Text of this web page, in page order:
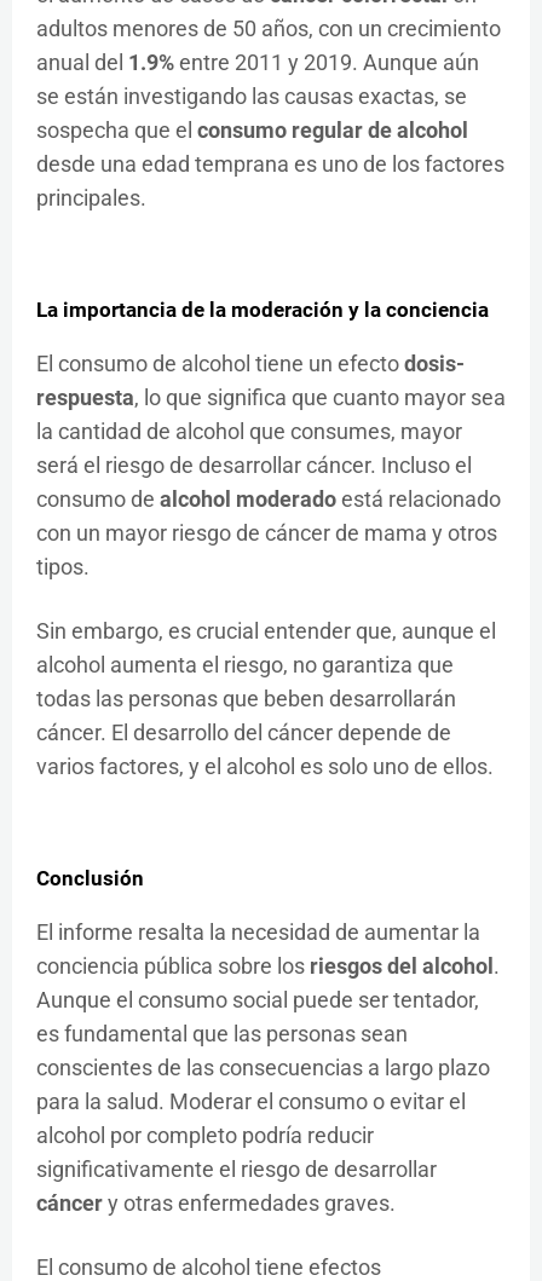
adultos menores de 50 años, con un crecimiento
anual del 1.9%entre 2011 y 2019. Aunque aún
se están investigando las causas exactas, se
sospecha que el consumo regular de alcohol
desde una edad temprana es uno de los factores
principales.
La importancia de la moderación y la conciencia
El consumo de alcohol tiene un efectodosis-
respuesta, lo que significa que cuanto mayor sea
la cantidad de alcohol que consumes, mayor
será el riesgo de desarrollar cáncer. Incluso el
consumo de alcohol moderadoestá relacionado
con un mayor riesgo de cáncer de mama y otros
tipos.
Sin embargo, es crucial entender que, aunque el
alcohol aumenta el riesgo, no garantiza que
todas las personas que beben desarrollarán
cáncer. El desarrollo del cáncer depende de
varios factores, y el alcohol es solo uno de ellos.
Conclusión
El informe resalta la necesidad de aumentar la
conciencia pública sobre los riesgos del alcohol.
Aunque el consumo social puede ser tentador,
es fundamental que las personas sean
conscientes de las consecuencias a largo plazo
para la salud. Moderar el consumo o evitar el
alcohol por completo podría reducir
significativamente el riesgo de desarrollar
cáncery otras enfermedades graves.
El consumo de alcohol tiene efectos